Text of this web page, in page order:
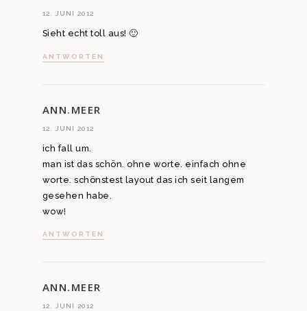
12. JUNI 2012
Sieht echt toll aus! 🙂
ANTWORTEN
ANN.MEER
12. JUNI 2012
ich fall um.
man ist das schön. ohne worte. einfach ohne
worte. schönstest layout das ich seit langem
gesehen habe.
wow!
ANTWORTEN
ANN.MEER
12. JUNI 2012